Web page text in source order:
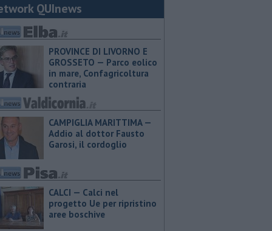
QUInews
PROVINCE DI LIVORNO E
GROSSETO — Parco eolico
in mare, Confagricoltura
contraria
CAMPIGLIA MARITTIMA —
Addio al dottor Fausto
Garosi, il cordoglio
CALCI — Calci nel
progetto Ue per ripristino
aree boschive